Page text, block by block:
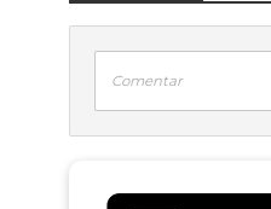
Comentar